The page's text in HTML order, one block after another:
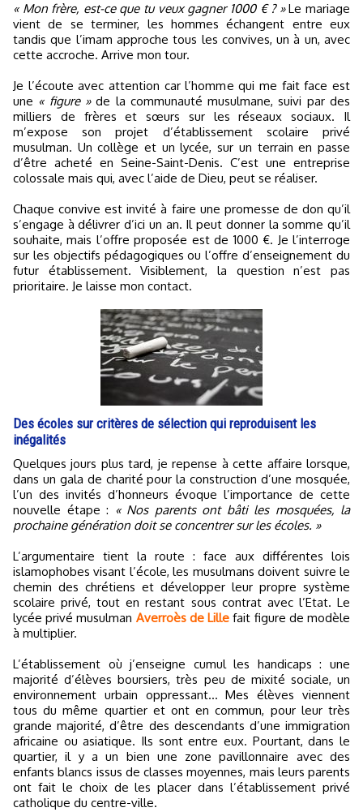
« Mon frère, est-ce que tu veux gagner 1000 € ? »Le mariage
vient de se terminer, les hommes échangent entre eux
tandis que l’imam approche tous les convives, un à un, avec
cette accroche. Arrive mon tour.
Je l’écoute avec attention car l’homme qui me fait face est
une « figure »de la communauté musulmane, suivi par des
milliers de frères et sœurs sur les réseaux sociaux. Il
m’expose son projet d’établissement scolaire privé
musulman. Un collège et un lycée, sur un terrain en passe
d’être acheté en Seine-Saint-Denis. C’est une entreprise
colossale mais qui, avec l’aide de Dieu, peut se réaliser.
Chaque convive est invité à faire une promesse de don qu’il
s’engage à délivrer d’ici un an. Il peut donner la somme qu’il
souhaite, mais l’offre proposée est de 1000 €. Je l’interroge
sur les objectifs pédagogiques ou l’offre d’enseignement du
futur établissement. Visiblement, la question n’est pas
prioritaire. Je laisse mon contact.
Des écoles sur critères de sélection qui reproduisent les
inégalités
Quelques jours plus tard, je repense à cette affaire lorsque,
dans un gala de charité pour la construction d’une mosquée,
l’un des invités d’honneurs évoque l’importance de cette
nouvelle étape : « Nos parents ont bâti les mosquées, la
prochaine génération doit se concentrer sur les écoles. »
L’argumentaire tient la route : face aux différentes lois
islamophobes visant l’école, les musulmans doivent suivre le
chemin des chrétiens et développer leur propre système
scolaire privé, tout en restant sous contrat avec l’Etat. Le
lycée privé musulman Averroès de Lille fait figure de modèle
à multiplier.
L’établissement où j’enseigne cumul les handicaps : une
majorité d’élèves boursiers, très peu de mixité sociale, un
environnement urbain oppressant… Mes élèves viennent
tous du même quartier et ont en commun, pour leur très
grande majorité, d’être des descendants d’une immigration
africaine ou asiatique. Ils sont entre eux. Pourtant, dans le
quartier, il y a un bien une zone pavillonnaire avec des
enfants blancs issus de classes moyennes, mais leurs parents
ont fait le choix de les placer dans l’établissement privé
catholique du centre-ville.